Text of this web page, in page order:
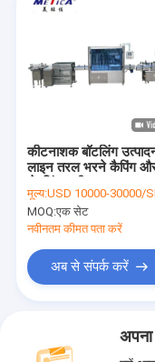
कीटनाशक बॉटलिंग
लाइन तरल भरने कैपिंग
मूल्य:USD 10000-30000/
MOQ:एक सेट
नवीनतम कीमत पता करें
अब से संपर्क करें